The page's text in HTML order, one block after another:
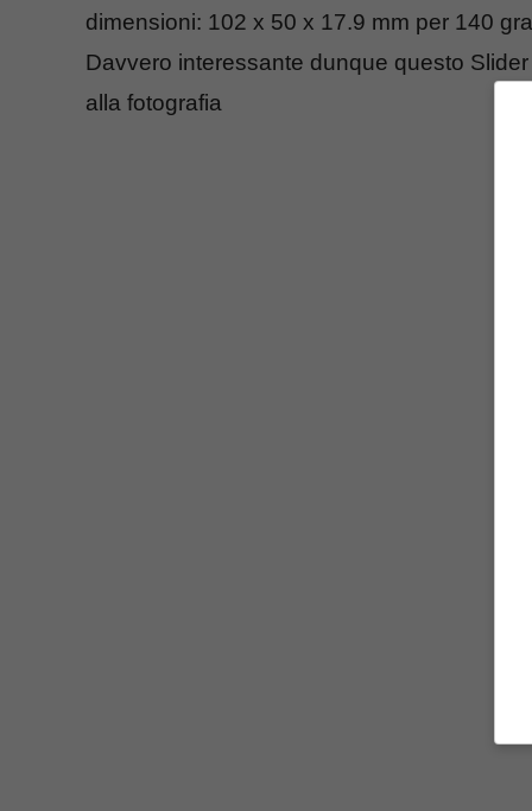
dimensioni: 102 x 50 x 17.9 mm per 140
Davvero interessante dunque questo
alla fotografia